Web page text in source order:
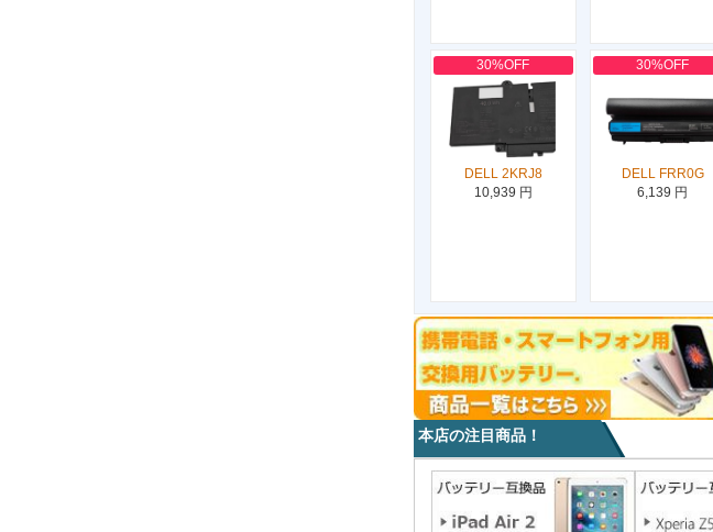
30%OFF
DELL 2KRJ8
10,939 円
30%OFF
DELL FRR0G
6,139 円
本店の注目商品！